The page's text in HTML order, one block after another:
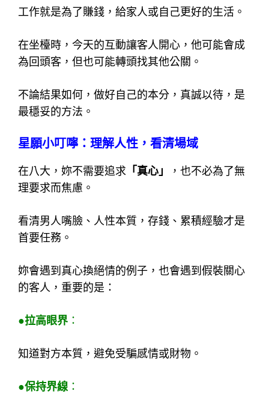
工作就是為了賺錢，給家人或自己更好的生活。
在坐檯時，今天的互動讓客人開心，他可能會成
為回頭客，但也可能轉頭找其他公關。
不論結果如何，做好自己的本分，真誠以待，是
最穩妥的方法。
星願小叮嚀：理解人性，看清場域
在八大，妳不需要追求 「真心」
，也不必為了無
理要求而焦慮。
看清男人嘴臉、人性本質，存錢、累積經驗才是
首要任務。
妳會遇到真心換絕情的例子，也會遇到假裝關心
的客人，重要的是：
●拉高眼界 ：
知道對方本質，避免受騙感情或財物。
●保持界線 ：